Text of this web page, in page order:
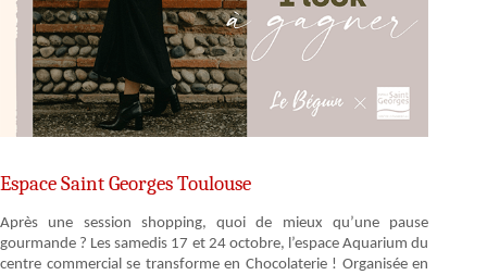
Espace Saint Georges Toulouse
Après une session shopping, quoi de mieux qu’une pause
gourmande ? Les samedis 17 et 24 octobre, l’espace Aquarium du
centre commercial se transforme en Chocolaterie ! Organisée en